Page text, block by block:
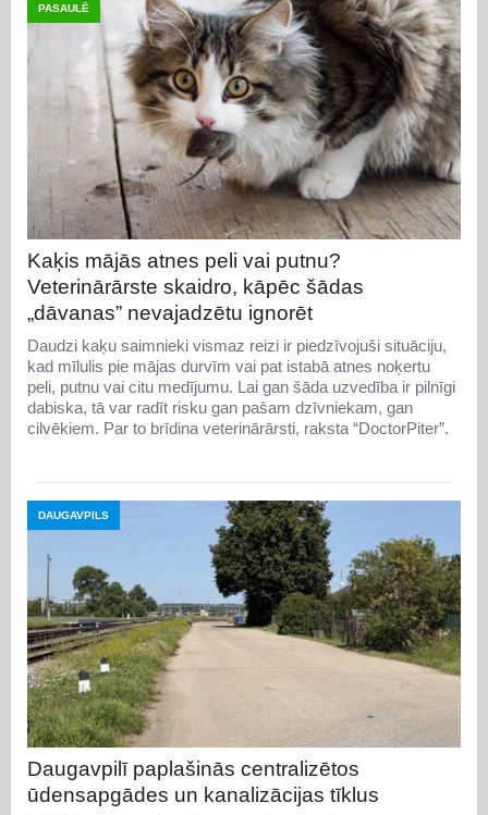
PASAULĒ
Kaķis mājās atnes peli vai putnu?
Veterinārārste skaidro, kāpēc šādas
„dāvanas” nevajadzētu ignorēt
Daudzi kaķu saimnieki vismaz reizi ir piedzīvojuši situāciju,
kad mīlulis pie mājas durvīm vai pat istabā atnes noķertu
peli, putnu vai citu medījumu. Lai gan šāda uzvedība ir pilnīgi
dabiska, tā var radīt risku gan pašam dzīvniekam, gan
cilvēkiem. Par to brīdina veterinārārsti, raksta “DoctorPiter”.
DAUGAVPILS
Daugavpilī paplašinās centralizētos
ūdensapgādes un kanalizācijas tīklus